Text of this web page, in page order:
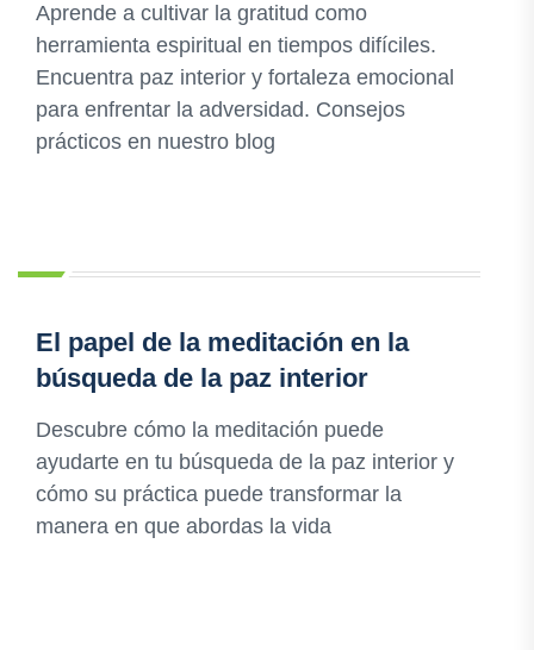
Aprende a cultivar la gratitud como
herramienta espiritual en tiempos difíciles.
Encuentra paz interior y fortaleza emocional
para enfrentar la adversidad. Consejos
prácticos en nuestro blog
El papel de la meditación en la
búsqueda de la paz interior
Descubre cómo la meditación puede
ayudarte en tu búsqueda de la paz interior y
cómo su práctica puede transformar la
manera en que abordas la vida